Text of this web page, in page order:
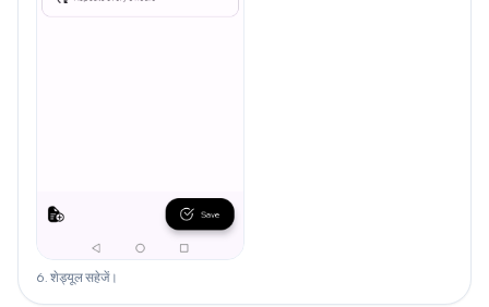
6. शेड्यूल सहेजें।